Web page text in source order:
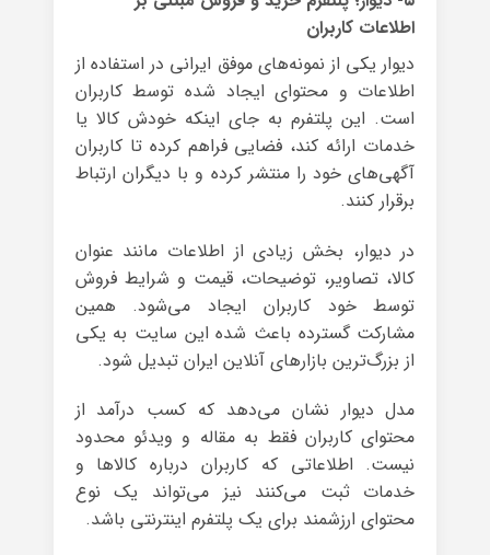
اطلاعات کاربران
دیوار یکی از نمونه‌های موفق ایرانی در استفاده از
اطلاعات و محتوای ایجاد شده توسط کاربران
است. این پلتفرم به جای اینکه خودش کالا یا
خدمات ارائه کند، فضایی فراهم کرده تا کاربران
آگهی‌های خود را منتشر کرده و با دیگران ارتباط
برقرار کنند.
در دیوار، بخش زیادی از اطلاعات مانند عنوان
کالا، تصاویر، توضیحات، قیمت و شرایط فروش
توسط خود کاربران ایجاد می‌شود. همین
مشارکت گسترده باعث شده این سایت به یکی
از بزرگ‌ترین بازارهای آنلاین ایران تبدیل شود.
مدل دیوار نشان می‌دهد که کسب درآمد از
محتوای کاربران فقط به مقاله و ویدئو محدود
نیست. اطلاعاتی که کاربران درباره کالاها و
خدمات ثبت می‌کنند نیز می‌تواند یک نوع
محتوای ارزشمند برای یک پلتفرم اینترنتی باشد.